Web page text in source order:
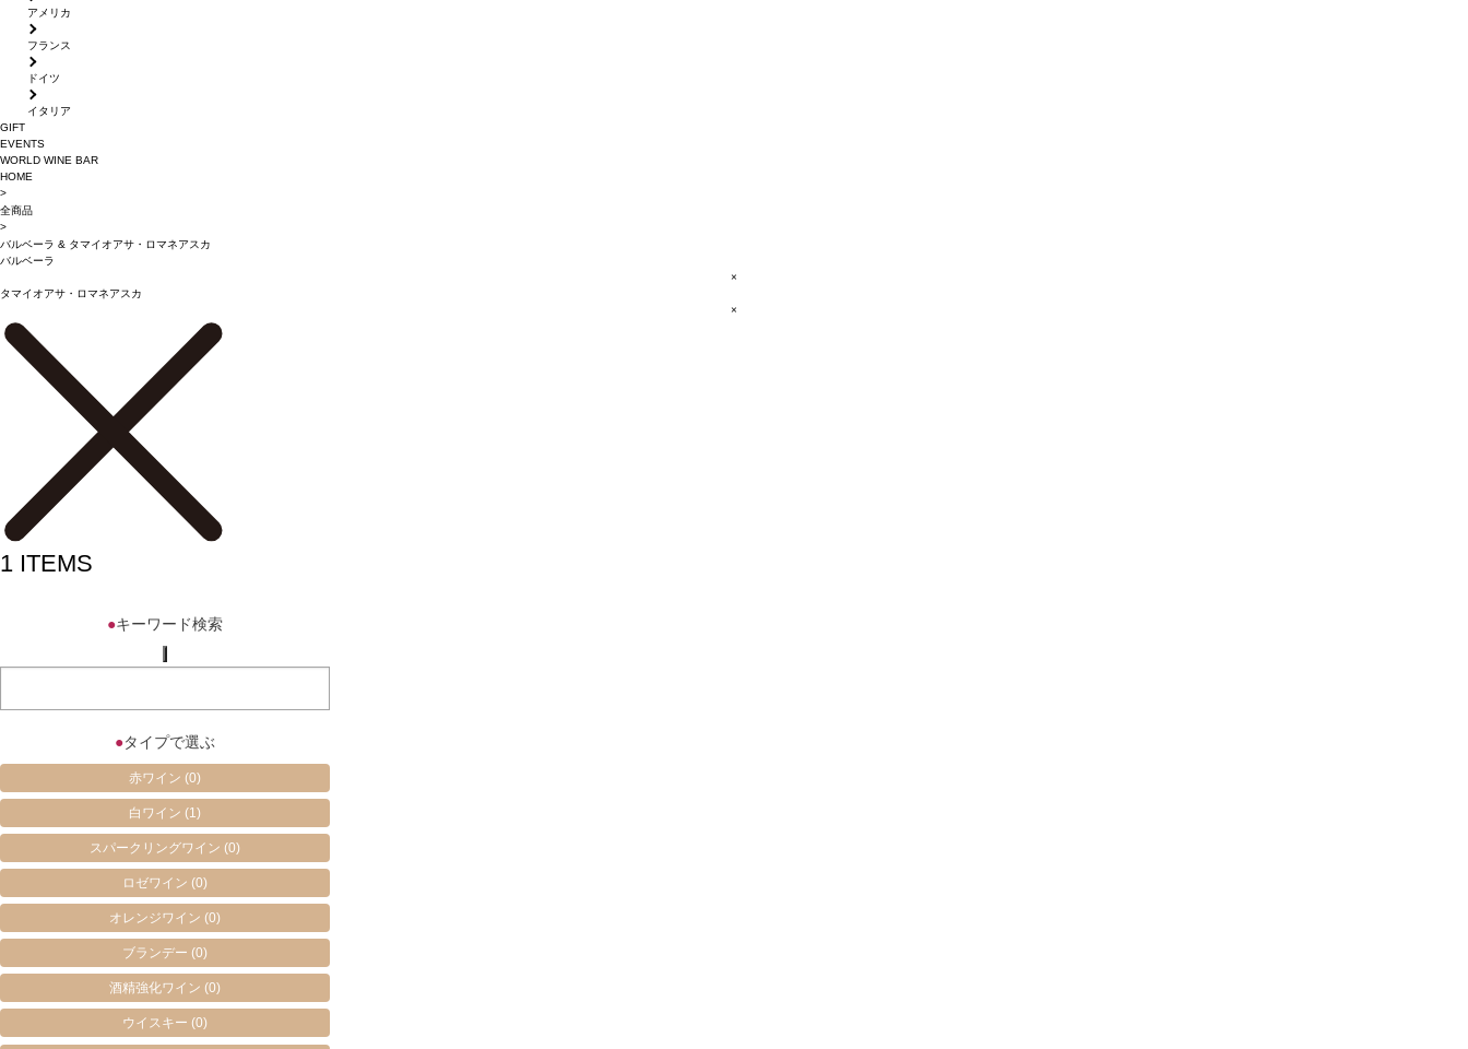
アメリカ
フランス
ドイツ
イタリア
GIFT
EVENTS
WORLD WINE BAR
HOME
>
全商品
>
バルベーラ & タマイオアサ・ロマネアスカ
バルベーラ
×
タマイオアサ・ロマネアスカ
×
1 ITEMS
●キーワード検索
●タイプで選ぶ
赤ワイン(0)
白ワイン(1)
スパークリングワイン(0)
ロゼワイン(0)
オレンジワイン(0)
ブランデー(0)
酒精強化ワイン(0)
ウイスキー(0)